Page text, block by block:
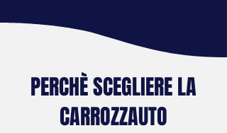
PERCHÈ SCEGLIERE LA
CARROZZAUTO